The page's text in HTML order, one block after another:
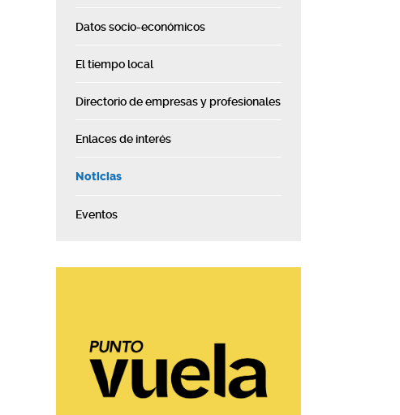
Datos socio-económicos
El tiempo local
Directorio de empresas y profesionales
Enlaces de interés
Noticias
Eventos